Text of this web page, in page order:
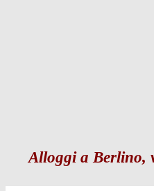
Alloggi a Berlino,